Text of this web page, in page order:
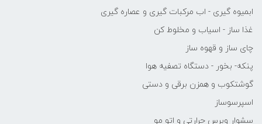
ابمیوه گیری - اب مرکبات گیری و عصاره گیری
غذا ساز - اسیاب و مخلوط کن
چای ساز و قهوه ساز
پنکه- بخور - دستگاه تصفیه هوا
گوشتکوب و همزن برقی و دستی
اسپرسوساز
سشوار وبرس حرارتی و اتو مو